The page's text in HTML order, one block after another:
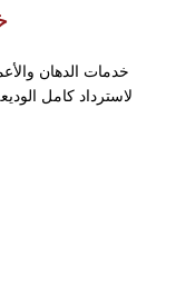
خدمات الدهان
لاسترداد كامل